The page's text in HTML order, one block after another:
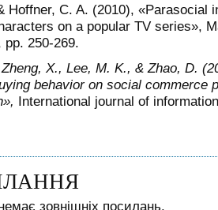
Hoffner, C. A. (2010), «Parasocial
on a popular TV series»,
pp. 250-269.
X., Lee, M. K., & Zhao, D.
behavior on social commerce
International journal of
зовнішніх посилань.